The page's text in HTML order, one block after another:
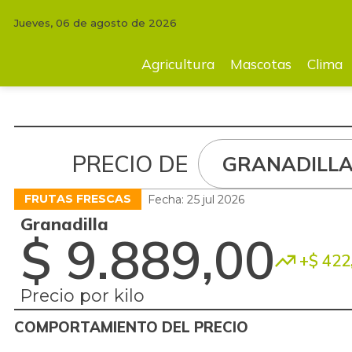
Mascotas Clima Tecnología
Jueves, 06 de agosto de 2026
Agricultura Mascotas Clima
PRECIO DE
FRUTAS FRESCAS Fecha: 25 jul 2026
Granadilla
$ 9.889,00
+$
Precio por kilo
COMPORTAMIENTO DEL PRECIO